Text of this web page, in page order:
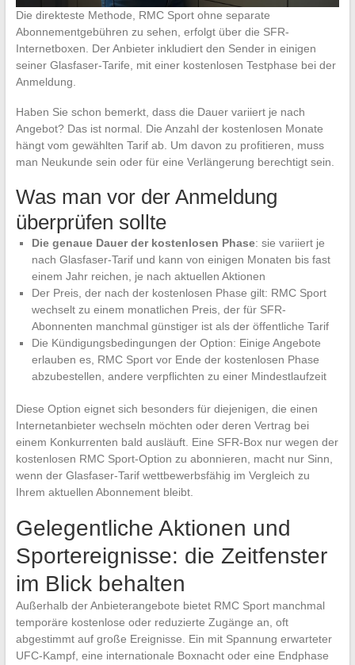
Die direkteste Methode, RMC Sport ohne separate
Abonnementgebühren zu sehen, erfolgt über die SFR-
Internetboxen. Der Anbieter inkludiert den Sender in einigen
seiner Glasfaser-Tarife, mit einer kostenlosen Testphase bei der
Anmeldung.
Haben Sie schon bemerkt, dass die Dauer variiert je nach
Angebot? Das ist normal. Die Anzahl der kostenlosen Monate
hängt vom gewählten Tarif ab. Um davon zu profitieren, muss
man Neukunde sein oder für eine Verlängerung berechtigt sein.
Was man vor der Anmeldung
überprüfen sollte
Die genaue Dauer der kostenlosen Phase: sie variiert je
nach Glasfaser-Tarif und kann von einigen Monaten bis fast
einem Jahr reichen, je nach aktuellen Aktionen
Der Preis, der nach der kostenlosen Phase gilt: RMC Sport
wechselt zu einem monatlichen Preis, der für SFR-
Abonnenten manchmal günstiger ist als der öffentliche Tarif
Die Kündigungsbedingungen der Option: Einige Angebote
erlauben es, RMC Sport vor Ende der kostenlosen Phase
abzubestellen, andere verpflichten zu einer Mindestlaufzeit
Diese Option eignet sich besonders für diejenigen, die einen
Internetanbieter wechseln möchten oder deren Vertrag bei
einem Konkurrenten bald ausläuft. Eine SFR-Box nur wegen der
kostenlosen RMC Sport-Option zu abonnieren, macht nur Sinn,
wenn der Glasfaser-Tarif wettbewerbsfähig im Vergleich zu
Ihrem aktuellen Abonnement bleibt.
Gelegentliche Aktionen und
Sportereignisse: die Zeitfenster
im Blick behalten
Außerhalb der Anbieterangebote bietet RMC Sport manchmal
temporäre kostenlose oder reduzierte Zugänge an, oft
abgestimmt auf große Ereignisse. Ein mit Spannung erwarteter
UFC-Kampf, eine internationale Boxnacht oder eine Endphase